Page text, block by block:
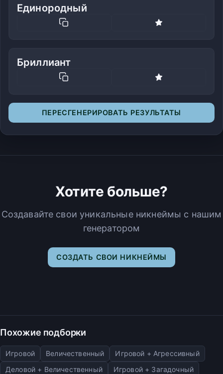
Единородный
Бриллиант
ПЕРЕСГЕНЕРИРОВАТЬ РЕЗУЛЬТАТЫ
Хотите больше?
Создавайте свои уникальные никнеймы с нашим
генератором
СОЗДАТЬ СВОИ НИКНЕЙМЫ
Похожие подборки
Игровой Величественный
Игровой + Агрессивный
Деловой + Величественный
Игровой + Загадочный